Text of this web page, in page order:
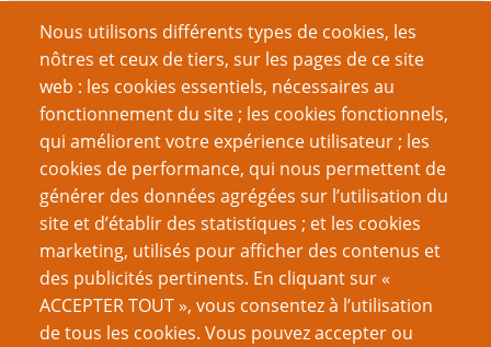
Nous utilisons différents types de cookies, les
nôtres et ceux de tiers, sur les pages de ce site
web : les cookies essentiels, nécessaires au
fonctionnement du site ; les cookies fonctionnels,
qui améliorent votre expérience utilisateur ; les
cookies de performance, qui nous permettent de
générer des données agrégées sur l’utilisation du
site et d’établir des statistiques ; et les cookies
marketing, utilisés pour afficher des contenus et
des publicités pertinents. En cliquant sur «
ACCEPTER TOUT », vous consentez à l’utilisation
de tous les cookies. Vous pouvez accepter ou
Recherche
Nom d'utilisateur
Mot de passe